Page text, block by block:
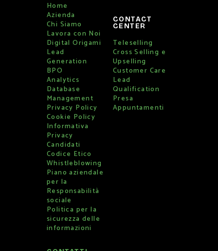
Home
Azienda
Chi Siamo
Lavora con Noi
Digital Origami
Lead
Generation
BPO
Analytics
Database
Management
Privacy Policy
Cookie Policy
Informativa
Privacy
Candidati
Codice Etico
Whistleblowing
Piano aziendale
per la
Responsabilità
sociale
Politica per la
sicurezza delle
informazioni
CONTACT
CENTER
Teleselling
Cross Selling e
Upselling
Customer Care
Lead
Qualification
Presa
Appuntamenti